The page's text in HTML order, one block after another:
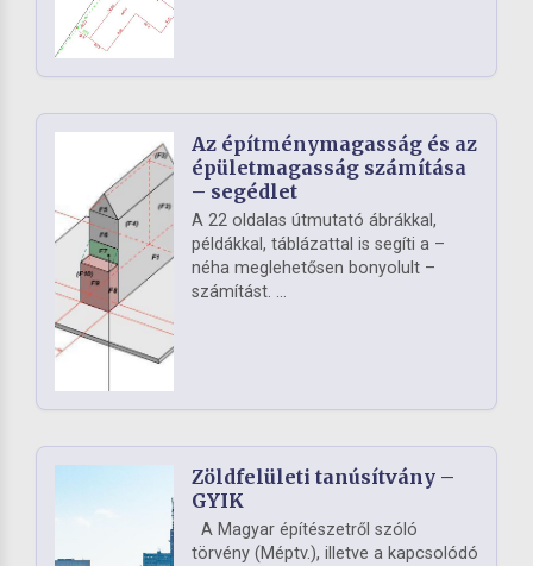
Az építménymagasság és az
épületmagasság számítása
– segédlet
A 22 oldalas útmutató ábrákkal,
példákkal, táblázattal is segíti a –
néha meglehetősen bonyolult –
számítást. ...
Zöldfelületi tanúsítvány –
GYIK
A Magyar építészetről szóló
törvény (Méptv.), illetve a kapcsolódó